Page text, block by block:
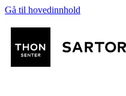
Gå til hovedinnhold